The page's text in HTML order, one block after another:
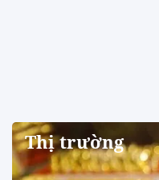
Thị trường